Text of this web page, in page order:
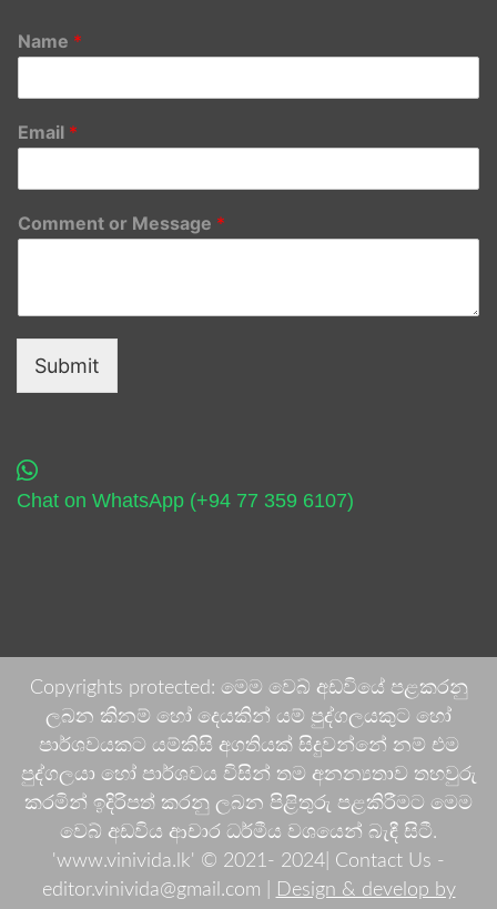
Name *
Email *
Comment or Message *
Submit
Chat on WhatsApp (+94 77 359 6107)
Copyrights protected: මෙම වෙබ් අඩවියේ පළකරනු
ලබන කිනම් හෝ දෙයකින් යම් පුද්ගලයකුට හෝ
පාර්ශවයකට යම්කිසි අගතියක් සිදුවන්නේ නම් එම
පුද්ගලයා හෝ පාර්ශවය විසින් තම අනන්‍යතාව තහවුරු
කරමින් ඉදිරිපත් කරනු ලබන පිළිතුරු පළකිරීමට මෙම
වෙබ් අඩවිය ආචාර ධර්මීය වශයෙන් බැඳී සිටී.
'www.vinivida.lk' © 2021- 2024| Contact Us -
editor.vinivida@gmail.com |
Design & develop by